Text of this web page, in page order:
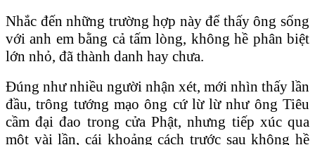
Nhắc đến những trường hợp này để thấy ông sống
với anh em bằng cả tấm lòng, không hề phân biệt
lớn nhỏ, đã thành danh hay chưa.
Đúng như nhiều người nhận xét, mới nhìn thấy lần
đầu, trông tướng mạo ông cứ lừ lừ như ông Tiêu
cầm đại đao trong cửa Phật, nhưng tiếp xúc qua
một vài lần, cái khoảng cách trước sau không hề